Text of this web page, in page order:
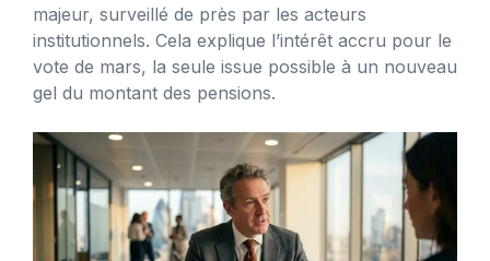
majeur, surveillé de près par les acteurs
institutionnels. Cela explique l’intérêt accru pour le
vote de mars, la seule issue possible à un nouveau
gel du montant des pensions.